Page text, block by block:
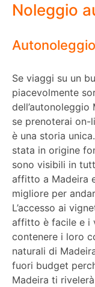
Noleggio
Se viaggi su un
piacevolmente
se prenoterai on-
è una storia
stata in origine
sono visibili in
affitto a Madeira
migliore per
L’accesso ai
affitto è facile e i
contenere i loro
naturali di
fuori budget
Madeira ti